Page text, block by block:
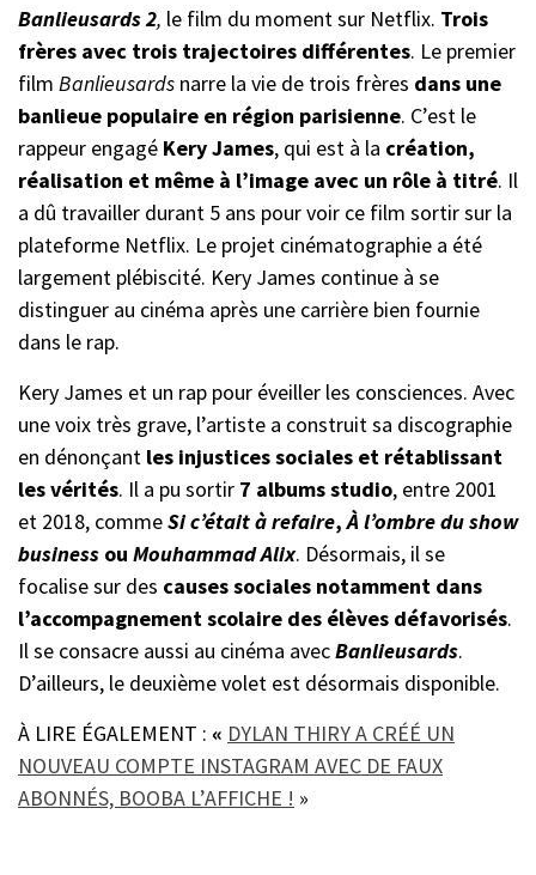
Banlieusards2, le film du moment sur Netflix. Trois
frères avec trois trajectoires différentes. Le premier
film Banlieusards narre la vie de trois frères dans une
banlieue populaire en région parisienne. C’est le
rappeur engagé Kery James, qui est à la création,
réalisation et même à l’image avec un rôle à titré. Il
a dû travailler durant 5 ans pour voir ce film sortir sur la
plateforme Netflix. Le projet cinématographie a été
largement plébiscité. Kery James continue à se
distinguer au cinéma après une carrière bien fournie
dans le rap.
Kery James et un rap pour éveiller les consciences. Avec
une voix très grave, l’artiste a construit sa discographie
en dénonçant les injustices sociales et rétablissant
les vérités. Il a pu sortir 7 albums studio, entre 2001
et 2018, commeSi c’était à refaire,À l’ombre du show
business ou Mouhammad Alix. Désormais, il se
focalise sur des causes sociales notamment dans
l’accompagnement scolaire des élèves défavorisés.
Il se consacre aussi au cinéma avecBanlieusards.
D’ailleurs, le deuxième volet est désormais disponible.
À LIRE ÉGALEMENT : « DYLAN THIRY A CRÉÉ UN
NOUVEAU COMPTE INSTAGRAM AVEC DE FAUX
ABONNÉS, BOOBA L’AFFICHE ! »